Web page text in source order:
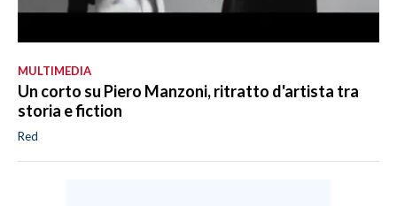
MULTIMEDIA
Un corto su Piero Manzoni, ritratto d'artista tra
storia e fiction
Red